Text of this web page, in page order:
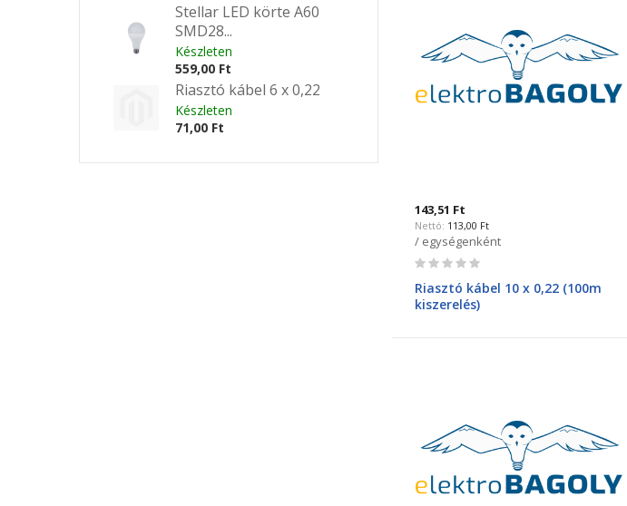
143,51 Ft
113,00 Ft
/ egységenként
Rating:
Riasztó kábel 10 x 0,22 (100m
kiszerelés)
Stellar LED körte A60
SMD28...
Készleten
559,00 Ft
Riasztó kábel 6 x 0,22
Készleten
71,00 Ft